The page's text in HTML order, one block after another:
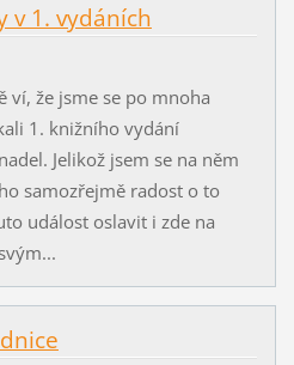
v 1. vydáních
ví, že jsme se po mnoha
1. knižního vydání
Jelikož jsem se na něm
samozřejmě radost o to
událost oslavit i zde na